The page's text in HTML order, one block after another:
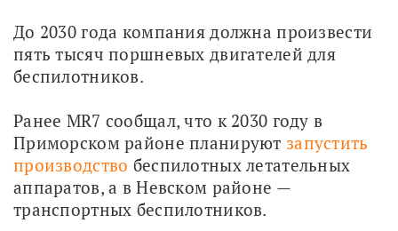
До 2030 года компания должна произвести
пять тысяч поршневых двигателей для
беспилотников.
Ранее MR7 сообщал, что к 2030 году в
Приморском районе планируют запустить
производство беспилотных летательных
аппаратов, а в Невском районе —
транспортных беспилотников.